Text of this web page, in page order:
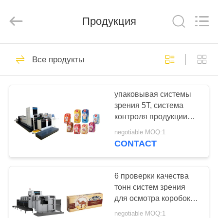
ДОМ
ПРОДУКТЫ
НАС
ПУТЕШЕСТВИЕ
ПРОВЕРКА
Co.,Ltd.
машина осмотра
машина осмотра
печатания
30
Продукция
Все продукты
упаковывая системы
зрения 5Т, система
контроля продукции
коробки телефона
встроенная
negotiable MOQ:1
CONTACT
6 проверки качества
тонн систем зрения
для осмотра коробок
большой складчатости
negotiable MOQ:1